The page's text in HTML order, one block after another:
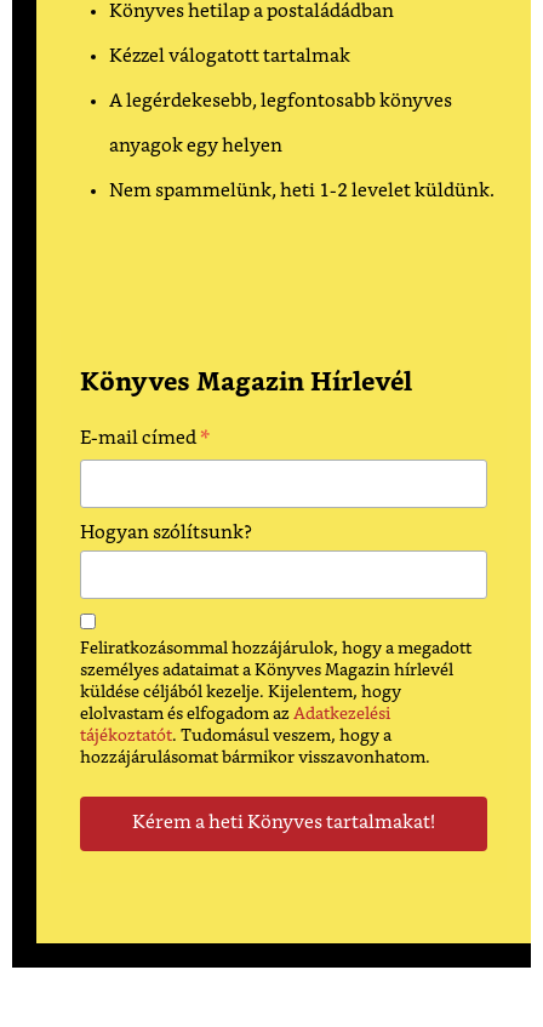
Könyves hetilap a postaládádban
Kézzel válogatott tartalmak
A legérdekesebb, legfontosabb könyves
anyagok egy helyen
Nem spammelünk, heti 1-2 levelet küldünk.
Könyves Magazin Hírlevél
E-mail címed *
Hogyan szólítsunk?
Feliratkozásommal hozzájárulok, hogy a megadott
személyes adataimat a Könyves Magazin hírlevél
küldése céljából kezelje. Kijelentem, hogy
elolvastam és elfogadom az Adatkezelési
tájékoztatót. Tudomásul veszem, hogy a
hozzájárulásomat bármikor visszavonhatom.